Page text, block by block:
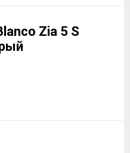
Zia 5 S